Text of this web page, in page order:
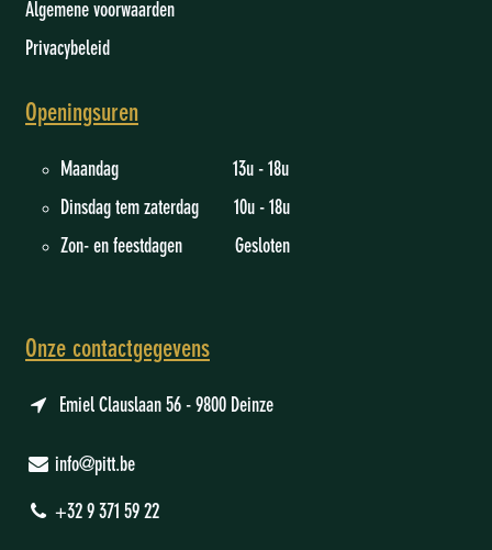
Algemene voorwaarden
Privacybeleid
Openingsuren
Maandag 13u - 18u
Dinsdag tem zaterdag 10u - 18u
Zon- en feestdagen Gesloten
Onze contactgegevens
Emiel Clauslaan 56 - 9800 Deinze
info@pitt.be
+32 9 371 59 22